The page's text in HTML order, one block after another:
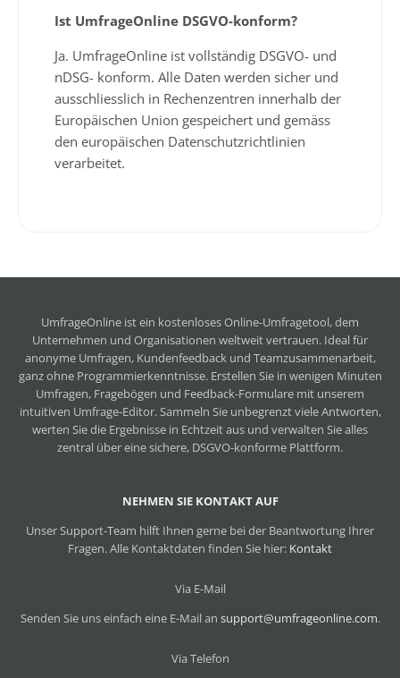
Ist UmfrageOnline DSGVO-konform?
Ja. UmfrageOnline ist vollständig DSGVO- und
nDSG- konform. Alle Daten werden sicher und
ausschliesslich in Rechenzentren innerhalb der
Europäischen Union gespeichert und gemäss
den europäischen Datenschutzrichtlinien
verarbeitet.
UmfrageOnline ist ein kostenloses Online-Umfragetool, dem
Unternehmen und Organisationen weltweit vertrauen. Ideal für
anonyme Umfragen, Kundenfeedback und Teamzusammenarbeit,
ganz ohne Programmierkenntnisse. Erstellen Sie in wenigen Minuten
Umfragen, Fragebögen und Feedback-Formulare mit unserem
intuitiven Umfrage-Editor. Sammeln Sie unbegrenzt viele Antworten,
werten Sie die Ergebnisse in Echtzeit aus und verwalten Sie alles
zentral über eine sichere, DSGVO-konforme Plattform.
NEHMEN SIE KONTAKT AUF
Unser Support-Team hilft Ihnen gerne bei der Beantwortung Ihrer
Fragen. Alle Kontaktdaten finden Sie hier: Kontakt
Via E-Mail
Senden Sie uns einfach eine E-Mail an support@umfrageonline.com.
Via Telefon